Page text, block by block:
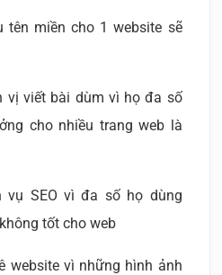
tên miền cho 1 website sẽ
vị viết bài dùm vì họ đa số
cho nhiều trang web là
vụ SEO vì đa số họ dùng
tốt cho web
website vì những hình ảnh